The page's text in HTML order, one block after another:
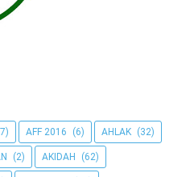
AFF 2016 (6) AHLAK (32)
(2) AKIDAH (62)